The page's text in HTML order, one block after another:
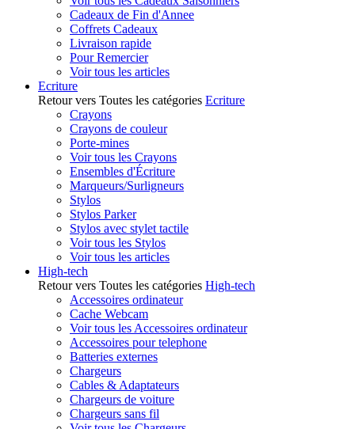
Cadeaux de Fin d'Annee
Coffrets Cadeaux
Livraison rapide
Pour Remercier
Voir tous les articles
Ecriture
Retour vers Toutes les catégories Ecriture
Crayons
Crayons de couleur
Porte-mines
Voir tous les Crayons
Ensembles d'Écriture
Marqueurs/Surligneurs
Stylos
Stylos Parker
Stylos avec stylet tactile
Voir tous les Stylos
Voir tous les articles
High-tech
Retour vers Toutes les catégories High-tech
Accessoires ordinateur
Cache Webcam
Voir tous les Accessoires ordinateur
Accessoires pour telephone
Batteries externes
Chargeurs
Cables & Adaptateurs
Chargeurs de voiture
Chargeurs sans fil